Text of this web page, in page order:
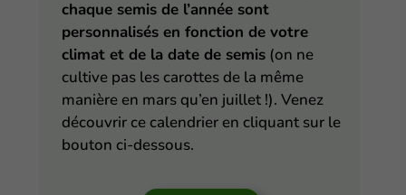
chaque semis de l’année sont
personnalisés en fonction de votre
climat et de la date de semis(on ne
cultive pas les carottes de la même
manière en mars qu’en juillet !). Venez
découvrir ce calendrier en cliquant sur le
bouton ci-dessous.